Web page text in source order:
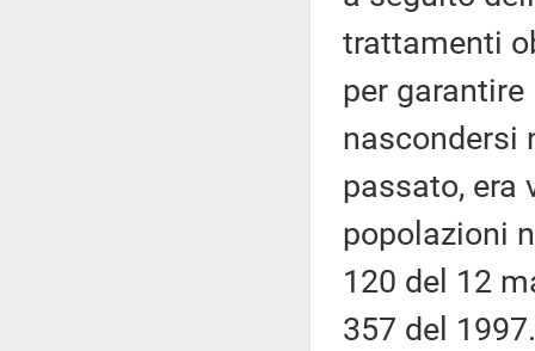
trattamenti
per
nascondersi
passato, era
popolazioni
120 del 12
357 del